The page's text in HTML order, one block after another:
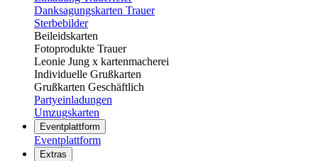
Danksagungskarten Trauer
Sterbebilder
Beileidskarten
Fotoprodukte Trauer
Leonie Jung x kartenmacherei
Individuelle Grußkarten
Grußkarten Geschäftlich
Partyeinladungen
Umzugskarten
Eventplattform
Eventplattform
Extras